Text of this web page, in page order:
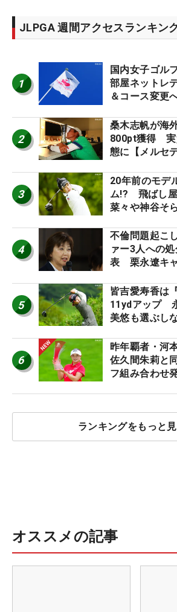
JLPGA 週間アクセスランキン
1
国内女子ゴル
部屋ネットレ
＆コース変更
2
桑木志帆が海
800pt獲得 実
態に【メルセ
3
20年前のモデ
ム!? 飛ばし
菜々や神谷そ
ロたちの“飛ば
4
不倫問題起こ
ァー3人への
表 栗永遼キ
5
皆吉愛寿香は
11ydアップ
美悠も選ぶし
ア”】
6
昨年覇者・河
佐久間朱莉と
フ組み合わせ
ランキングをもっと
オススメの記事